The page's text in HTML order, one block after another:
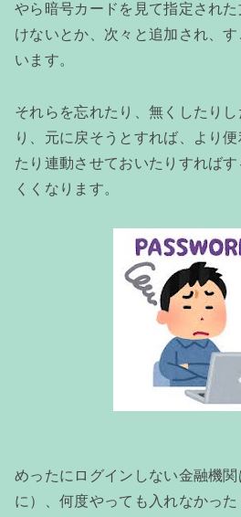
やら暗号カードを見て指定され
けないとか、次々と追加され、
います。
それらを忘れたり、無くしたり
り、元に戻そうとすれば、より
たり連動させておいたりすれば
くくなります。
めったにログインしない金融機
に）、何度やっても入れなかっ